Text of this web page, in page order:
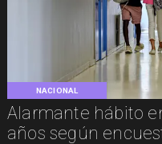
NACIONAL
Alarmante hábito
años según